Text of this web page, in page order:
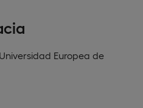
Europea de